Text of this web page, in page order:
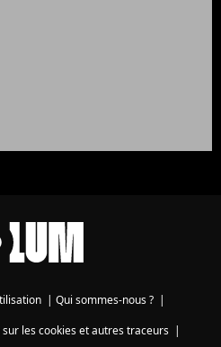
| Qui sommes-nous ? |
sur les cookies et autres traceurs|